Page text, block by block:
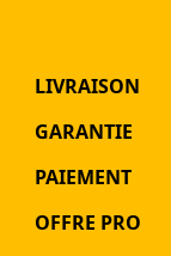
LIVRAISON
GARANTIE
PAIEMENT
OFFRE PRO